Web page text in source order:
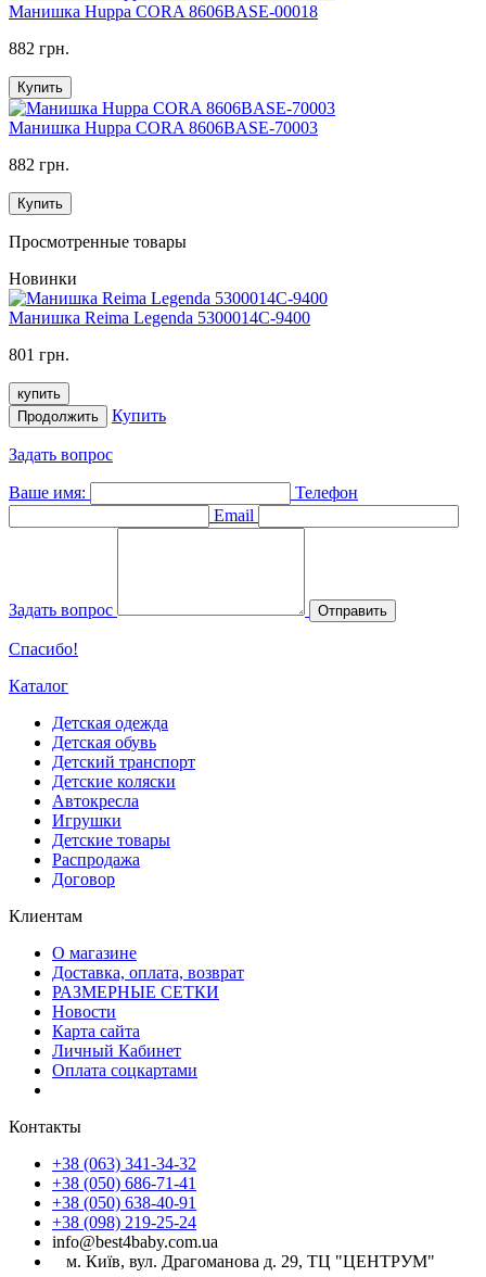
Манишка Huppa CORA 8606BASE-00018
882 грн.
Купить
Манишка Huppa CORA 8606BASE-70003
882 грн.
Купить
Просмотренные товары
Новинки
Манишка Reima Legenda 5300014C-9400
801 грн.
купить
Продолжить
Купить
Задать вопрос
Ваше имя:
Телефон
Email
Задать вопрос Отправить
Спасибо!
Каталог
Детская одежда
Детская обувь
Детский транспорт
Детские коляски
Автокресла
Игрушки
Детские товары
Распродажа
Договор
Клиентам
О магазине
Доставка, оплата, возврат
РАЗМЕРНЫЕ СЕТКИ
Новости
Карта сайта
Личный Кабинет
Оплата соцкартами
Контакты
+38 (063) 341-34-32
+38 (050) 686-71-41
+38 (050) 638-40-91
+38 (098) 219-25-24
info@best4baby.com.ua
м. Київ, вул. Драгоманова д. 29, ТЦ "ЦЕНТРУМ"